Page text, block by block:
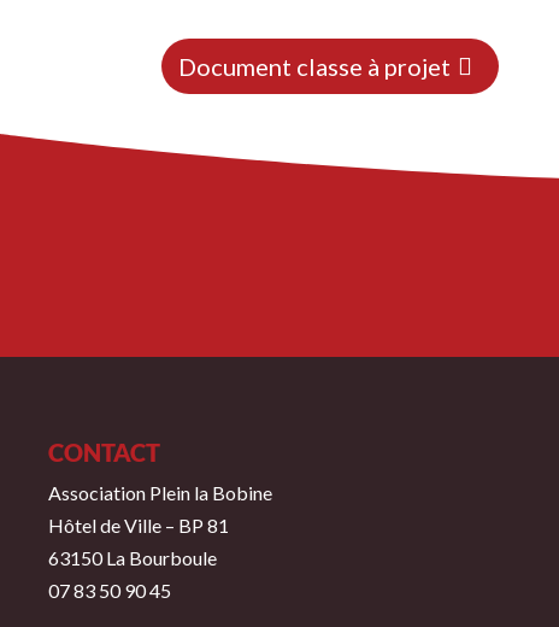
Document classe à projet
CONTACT
Association Plein la Bobine
Hôtel de Ville – BP 81
63150 La Bourboule
07 83 50 90 45